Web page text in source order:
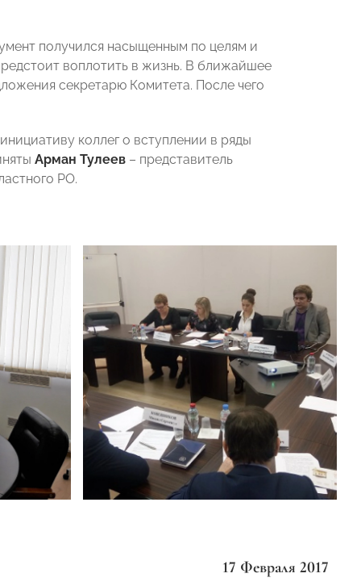
получился насыщенным по целям и
воплотить в жизнь. В ближайшее
секретарю Комитета. После чего
коллег о вступлении в ряды
Арман Тулеев – представитель
РО.
17 Февраля 2017